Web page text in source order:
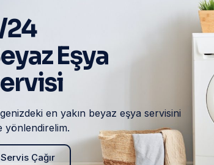
24
Eşya
en yakın beyaz eşya servisini
yönlendirelim.
Servis Çağır